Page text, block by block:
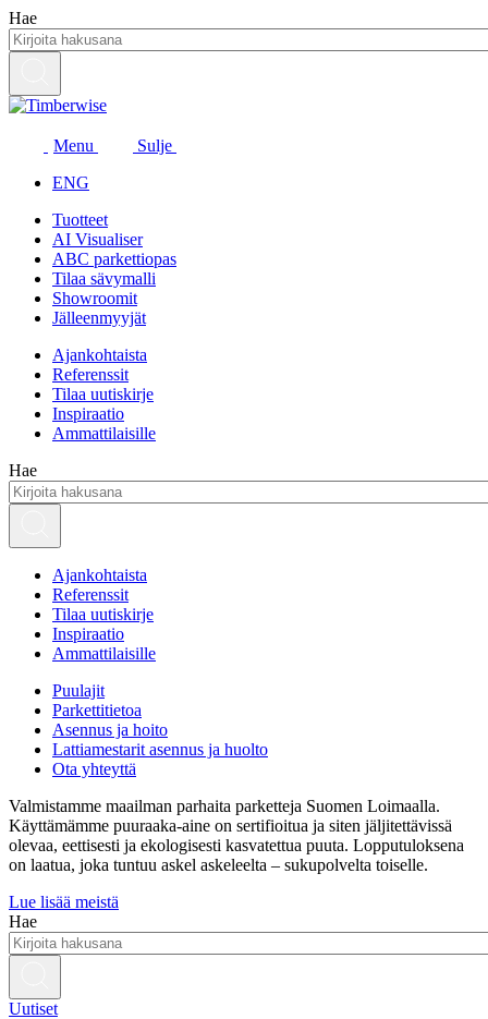
Siirry
sisältöön
Hae
Menu
Sulje
ENG
Tuotteet
AI Visualiser
ABC parkettiopas
Tilaa sävymalli
Showroomit
Jälleenmyyjät
Ajankohtaista
Referenssit
Tilaa uutiskirje
Inspiraatio
Ammattilaisille
Hae
Ajankohtaista
Referenssit
Tilaa uutiskirje
Inspiraatio
Ammattilaisille
Puulajit
Parkettitietoa
Asennus ja hoito
Lattiamestarit asennus ja huolto
Ota yhteyttä
Valmistamme maailman parhaita parketteja Suomen Loimaalla.
Käyttämämme puuraaka-aine on sertifioitua ja siten jäljitettävissä
olevaa, eettisesti ja ekologisesti kasvatettua puuta. Lopputuloksena
on laatua, joka tuntuu askel askeleelta – sukupolvelta toiselle.
Lue lisää meistä
Hae
Uutiset